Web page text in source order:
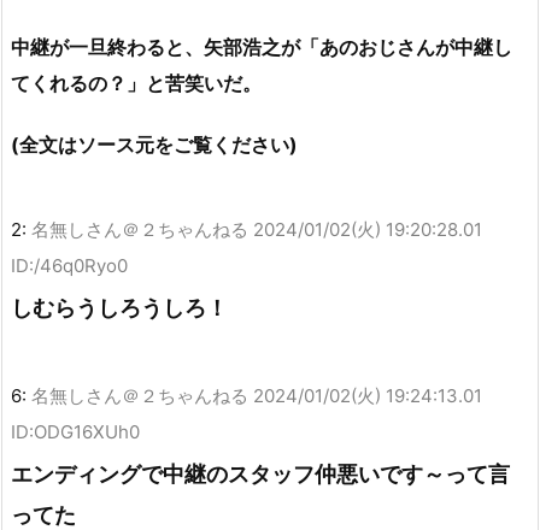
中継が一旦終わると、矢部浩之が「あのおじさんが中継し
てくれるの？」と苦笑いだ。
(全文はソース元をご覧ください)
2: 名無しさん＠２ちゃんねる 2024/01/02(火) 19:20:28.01
ID:/46q0Ryo0
しむらうしろうしろ！
6: 名無しさん＠２ちゃんねる 2024/01/02(火) 19:24:13.01
ID:ODG16XUh0
エンディングで中継のスタッフ仲悪いです～って言
ってた